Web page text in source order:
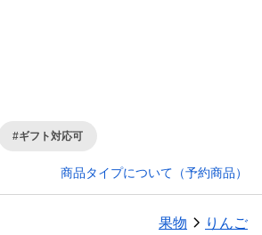
#ギフト対応可
商品タイプについて（予約商品）
果物 りんご